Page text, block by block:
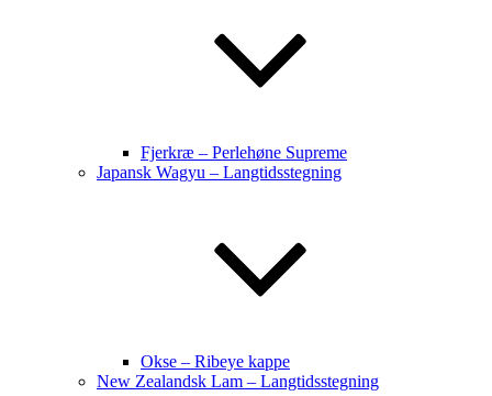
Fjerkræ – Perlehøne Supreme
Japansk Wagyu – Langtidsstegning
Okse – Ribeye kappe
New Zealandsk Lam – Langtidsstegning